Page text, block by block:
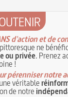
d'action et de
ne
ou privée. Prenez
!
pérenniser notre
véritable
de notre